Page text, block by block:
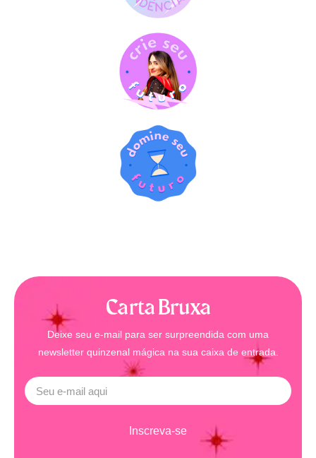
Carta Bruxa
Deixe seu e-mail para ser surpreendida com uma
newsletter quinzenal mágica na sua caixa de entrada.
Inscreva-se